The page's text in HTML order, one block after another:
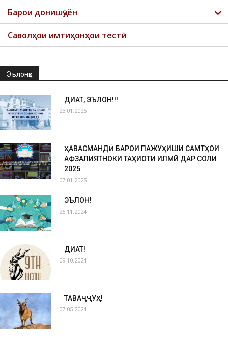
Барои донишҷӯён
Саволҳои имтиҳонҳои тестӣ
Эълонҳо
ДИҚҚАТ, ЭЪЛОН!!!
23.01.2025
ҲАВАСМАНДӢ БАРОИ ПАЖУҲИШИ САМТҲОИ
АФЗАЛИЯТНОКИ ТАҲҚИҚОТИ ИЛМӢ ДАР СОЛИ
2025
07.01.2025
ЭЪЛОН!
25.11.2024
ДИҚҚАТ!
09.10.2024
ТАВАҶҶУҲ!
07.05.2024